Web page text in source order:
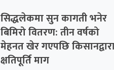
सिद्धलेकमा सुन कागती भनेर
बिमिरो वितरण: तीन वर्षको
मेहनत खेर गएपछि
क्षतिपूर्ति माग